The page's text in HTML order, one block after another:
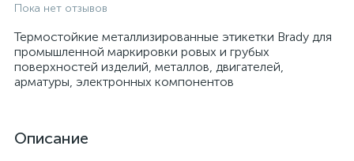
Пока нет отзывов
Термостойкие металлизированные этикетки Brady для
промышленной маркировки ровых и грубых
поверхностей изделий, металлов, двигателей,
арматуры, электронных компонентов
Описание